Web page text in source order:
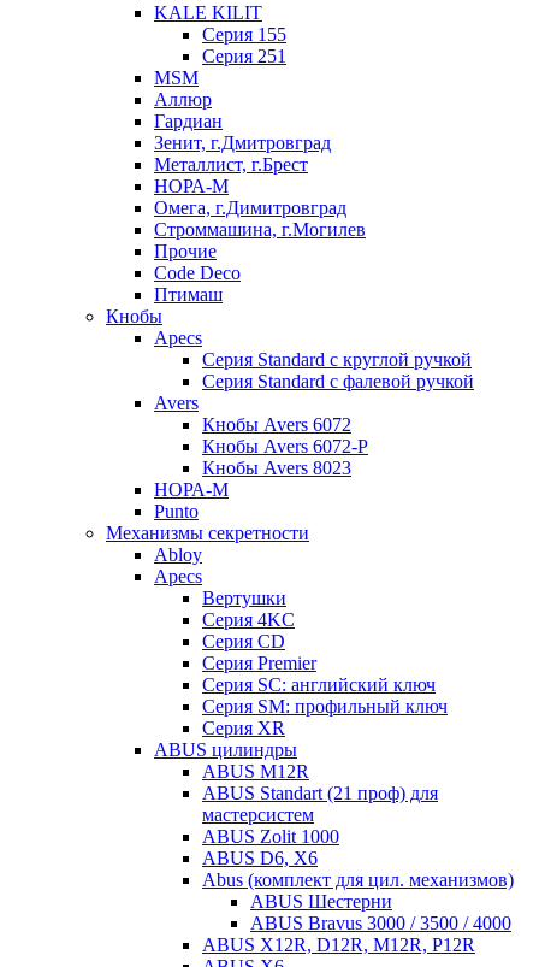
KALE KILIT
Серия 155
Серия 251
MSM
Аллюр
Гардиан
Зенит, г.Дмитровград
Металлист, г.Брест
НОРА-М
Омега, г.Димитровград
Строммашина, г.Могилев
Прочие
Code Deco
Птимаш
Кнобы
Apecs
Серия Standard с круглой ручкой
Серия Standard с фалевой ручкой
Avers
Кнобы Avers 6072
Кнобы Avers 6072-P
Кнобы Avers 8023
НОРА-М
Punto
Механизмы секретности
Abloy
Apecs
Вертушки
Серия 4KC
Серия CD
Серия Premier
Серия SC: английский ключ
Серия SM: профильный ключ
Серия XR
ABUS цилиндры
ABUS M12R
ABUS Standart (21 проф) для
мастерсистем
ABUS Zolit 1000
ABUS D6, X6
Abus (комплект для цил. механизмов)
ABUS Шестерни
ABUS Bravus 3000 / 3500 / 4000
ABUS X12R, D12R, M12R, P12R